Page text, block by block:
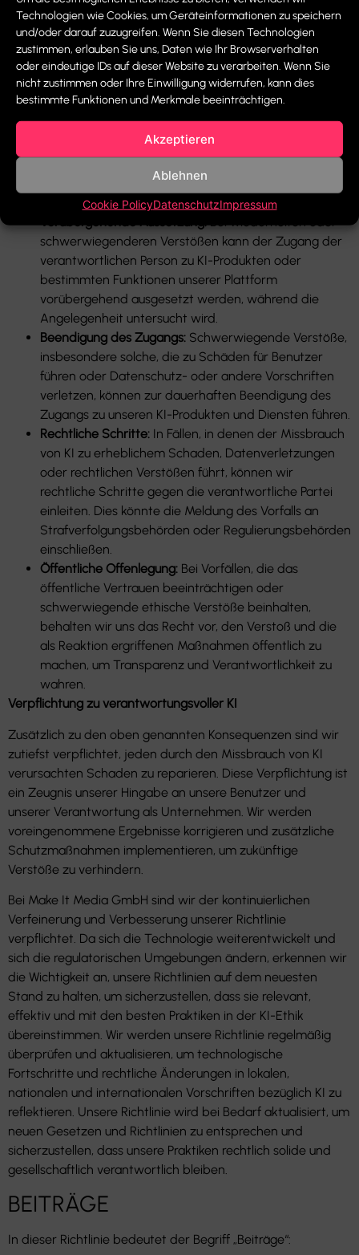
Technologien wie Cookies, um Geräteinformationen zu speichern
und/oder darauf zuzugreifen. Wenn Sie diesen Technologien
zustimmen, erlauben Sie uns, Daten wie Ihr Browserverhalten
oder eindeutige IDs auf dieser Website zu verarbeiten. Wenn Sie
nicht zustimmen oder Ihre Einwilligung widerrufen, kann dies
bestimmte Funktionen und Merkmale beeinträchtigen.
Akzeptieren
Ablehnen
Cookie PolicyDatenschutzImpressum
Verletzungen des Benutzervertrauens und der
rechtlichen Compliance führt.
Nutzung von KI auf eine Weise, die die Privatsphäre
und Sicherheit unserer Systeme, Daten oder Benutzer
gefährdet.
mehrere der folgenden Maßnahmen ergreifen:
formelle Warnung erhalten und aufgefordert werden,
verletzende Praktiken einzustellen.
Vorübergehende Aussetzung:Bei wiederholten oder
schwerwiegenderen Verstößen kann der Zugang der
verantwortlichen Person zu KI-Produkten oder
bestimmten Funktionen unserer Plattform
vorübergehend ausgesetzt werden, während die
Angelegenheit untersucht wird.
Beendigung des Zugangs: Schwerwiegende Verstöße,
insbesondere solche, die zu Schäden für Benutzer
führen oder Datenschutz- oder andere Vorschriften
verletzen, können zur dauerhaften Beendigung des
Zugangs zu unseren KI-Produkten und Diensten führen.
Rechtliche Schritte: In Fällen, in denen der Missbrauch
von KI zu erheblichem Schaden, Datenverletzungen
oder rechtlichen Verstößen führt, können wir
rechtliche Schritte gegen die verantwortliche Partei
einleiten. Dies könnte die Meldung des Vorfalls an
Strafverfolgungsbehörden oder Regulierungsbehörden
einschließen.
Öffentliche Offenlegung: Bei Vorfällen, die das
öffentliche Vertrauen beeinträchtigen oder
schwerwiegende ethische Verstöße beinhalten,
behalten wir uns das Recht vor, den Verstoß und die
als Reaktion ergriffenen Maßnahmen öffentlich zu
machen, um Transparenz und Verantwortlichkeit zu
wahren.
Verpflichtung zu verantwortungsvoller KI
Zusätzlich zu den oben genannten Konsequenzen sind wir
zutiefst verpflichtet, jeden durch den Missbrauch von KI
verursachten Schaden zu reparieren. Diese Verpflichtung ist
ein Zeugnis unserer Hingabe an unsere Benutzer und
unserer Verantwortung als Unternehmen. Wir werden
voreingenommene Ergebnisse korrigieren und zusätzliche
Schutzmaßnahmen implementieren, um zukünftige
Verstöße zu verhindern.
Bei Make It Media GmbH sind wir der kontinuierlichen
Verfeinerung und Verbesserung unserer Richtlinie
verpflichtet. Da sich die Technologie weiterentwickelt und
sich die regulatorischen Umgebungen ändern, erkennen wir
die Wichtigkeit an, unsere Richtlinien auf dem neuesten
Stand zu halten, um sicherzustellen, dass sie relevant,
effektiv und mit den besten Praktiken in der KI-Ethik
übereinstimmen. Wir werden unsere Richtlinie regelmäßig
überprüfen und aktualisieren, um technologische
Fortschritte und rechtliche Änderungen in lokalen,
nationalen und internationalen Vorschriften bezüglich KI zu
reflektieren. Unsere Richtlinie wird bei Bedarf aktualisiert, um
neuen Gesetzen und Richtlinien zu entsprechen und
sicherzustellen, dass unsere Praktiken rechtlich solide und
gesellschaftlich verantwortlich bleiben.
BEITRÄGE
In dieser Richtlinie bedeutet der Begriff „Beiträge“: